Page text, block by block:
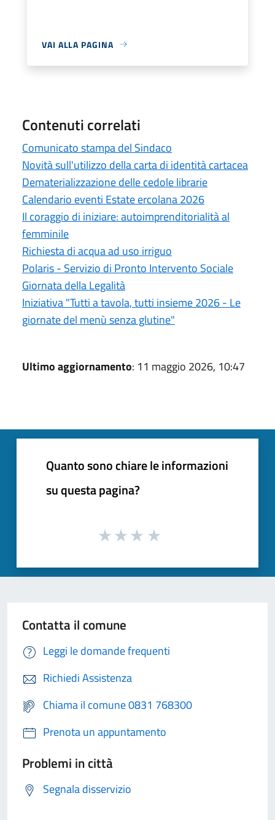
VAI ALLA PAGINA
Contenuti correlati
Comunicato stampa del Sindaco
Novità sull'utilizzo della carta di identità cartacea
Dematerializzazione delle cedole librarie
Calendario eventi Estate ercolana 2026
Il coraggio di iniziare: autoimprenditorialità al
femminile
Richiesta di acqua ad uso irriguo
Polaris - Servizio di Pronto Intervento Sociale
Giornata della Legalità
Iniziativa "Tutti a tavola, tutti insieme 2026 - Le
giornate del menù senza glutine"
Ultimo aggiornamento: 11 maggio 2026, 10:47
Quanto sono chiare le informazioni
su questa pagina?
Contatta il comune
Leggi le domande frequenti
Richiedi Assistenza
Chiama il comune 0831 768300
Prenota un appuntamento
Problemi in città
Segnala disservizio